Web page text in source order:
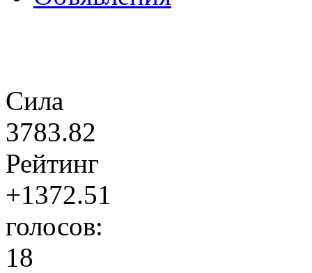
Сила
3783.82
Рейтинг
+1372.51
голосов:
18